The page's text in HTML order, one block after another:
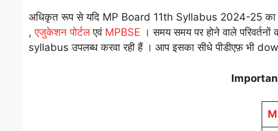
अधिकृत रूप से यदि MP Board 11th Syllabus 2024-25 का
,एजुकेशन पोर्टलएवं MPBSE । समय समय पर होने वाले
syllabus उपलब्ध करवा रही हैं । आप इसका सीधे पीडीएफ़ भी